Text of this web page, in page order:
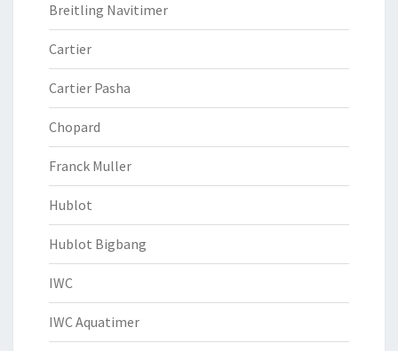
Breitling Navitimer
Cartier
Cartier Pasha
Chopard
Franck Muller
Hublot
Hublot Bigbang
IWC
IWC Aquatimer